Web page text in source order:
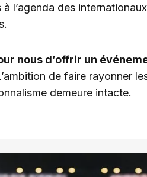
l’agenda des
nous d’offrir un
de faire rayonner
demeure intacte.